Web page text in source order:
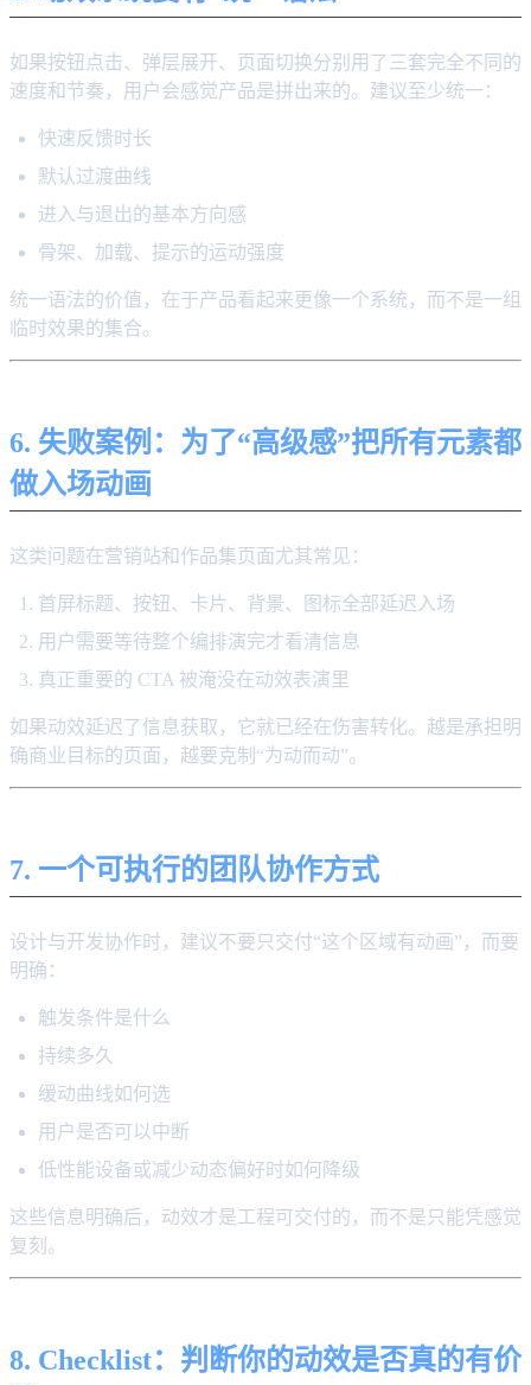
如果按钮点击、弹层展开、页面切换分别用了三套完全不同的
速度和节奏，用户会感觉产品是拼出来的。建议至少统一：
快速反馈时长
默认过渡曲线
进入与退出的基本方向感
骨架、加载、提示的运动强度
统一语法的价值，在于产品看起来更像一个系统，而不是一组
临时效果的集合。
6. 失败案例：为了“高级感”把所有元素都
做入场动画
这类问题在营销站和作品集页面尤其常见：
首屏标题、按钮、卡片、背景、图标全部延迟入场
用户需要等待整个编排演完才看清信息
真正重要的 CTA 被淹没在动效表演里
如果动效延迟了信息获取，它就已经在伤害转化。越是承担明
确商业目标的页面，越要克制“为动而动”。
7. 一个可执行的团队协作方式
设计与开发协作时，建议不要只交付“这个区域有动画”，而要
明确：
触发条件是什么
持续多久
缓动曲线如何选
用户是否可以中断
低性能设备或减少动态偏好时如何降级
这些信息明确后，动效才是工程可交付的，而不是只能凭感觉
复刻。
8. Checklist：判断你的动效是否真的有价